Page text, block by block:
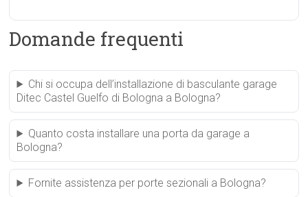
Domande frequenti
Chi si occupa dell’installazione di basculante garage
Ditec Castel Guelfo di Bologna a Bologna?
Quanto costa installare una porta da garage a
Bologna?
Fornite assistenza per porte sezionali a Bologna?